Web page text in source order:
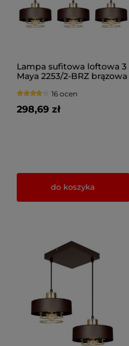
Lampa sufitowa loftowa 3
Maya 2253/2-BRZ brązowa
16 ocen
298,69 zł
do koszyka